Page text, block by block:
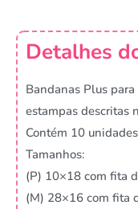
Detalhes
Bandanas Plus
estampas descritas
Contém 10
Tamanhos:
(P) 10×18 com fita
(M) 28×16 com fita